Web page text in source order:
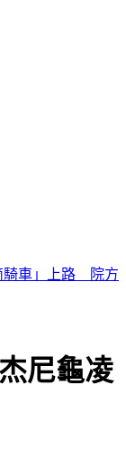
「神秘身分」
尼龜凌